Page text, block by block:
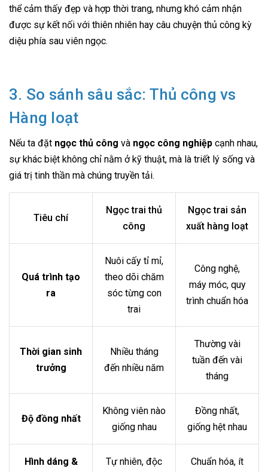
thể cảm thấy đẹp và hợp thời trang, nhưng khó cảm nhận
được sự kết nối với thiên nhiên hay câu chuyện thủ công kỳ
diệu phía sau viên ngọc.
3. So sánh sâu sắc: Thủ công vs
Hàng loạt
Nếu ta đặt ngọc thủ công và ngọc công nghiệp cạnh nhau,
sự khác biệt không chỉ nằm ở kỹ thuật, mà là triết lý sống và
giá trị tinh thần mà chúng truyền tải.
Tiêu chí
Ngọc trai thủ
công
Ngọc trai sản
xuất hàng loạt
Quá trình tạo
ra
Nuôi cấy tỉ mỉ,
theo dõi chăm
sóc từng con
trai
Công nghệ,
máy móc, quy
trình chuẩn hóa
Thời gian sinh
trưởng
Nhiều tháng
đến nhiều năm
Thường vài
tuần đến vài
tháng
Độ đồng nhất
Không viên nào
giống nhau
Đồng nhất,
giống hệt nhau
Hình dáng &
Tự nhiên, độc
Chuẩn hóa, ít